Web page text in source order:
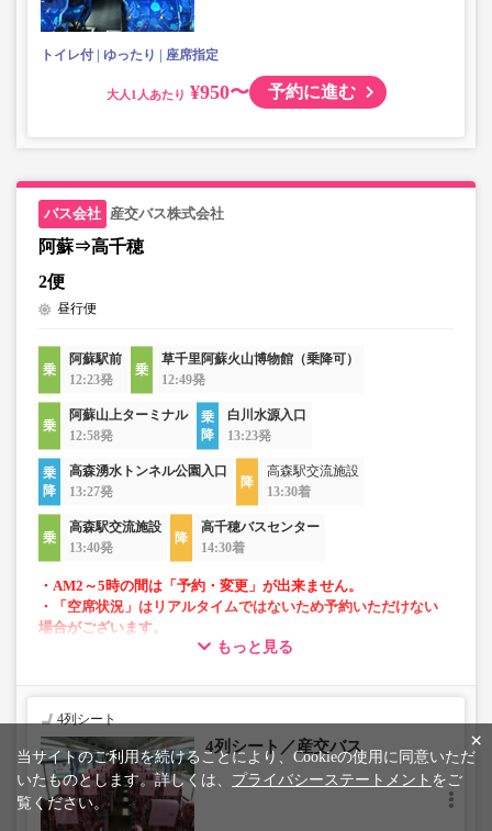
トイレ付 ゆったり 座席指定
大人 ¥950〜 予約に進む
産交バス株式会社
阿蘇⇒高千穂
2便
昼行便
阿蘇駅前
12:23発
草千里阿蘇火山博物館（乗降可）
12:49発
阿蘇山上ターミナル
12:58発
白川水源入口
13:23発
高森湧水トンネル公園入口
13:27発
高森駅交流施設
13:30着
高森駅交流施設
13:40発
高千穂バスセンター
14:30着
・AM2～5時の間は「予約・変更」が出来ません。
・「空席状況」はリアルタイムではないため予約いただけない
場合がございます。
・フリーWi-Fi対応車両
もっと見る
4列シート
4列シート／産交バス ×
当サイトのご利用を続けることにより、Cookieの使用に同意いただ
いたものとします。詳しくは、 プライバシーステートメント をご
覧ください。